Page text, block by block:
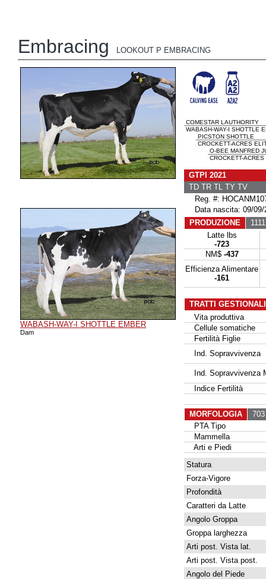
Embracing LOOKOUT P EMBRACING
WABASH-WAY-I SHOTTLE EMBER
Dam
COMESTAR LAUTHORITY
WABASH-WAY-I SHOTTLE
PICSTON SHOTTLE
CROCKETT-ACRES
O-BEE MANFRED
CROCKETT-
GTPI 2021
TD TR TL TY TV
Reg. #:
Data nascita: 09/09/
PRODUZIONE
Latte lbs
-723
NM$ -437
Efficienza Alimentare
-161
TRATTI
Vita produttiva
Cellule somatiche
Fertilità Figlie
Ind. Sopravvivenza
Ind. Sopravvivenza
Indice Fertilità
MORFOLOGIA
PTA Tipo
Mammella
Arti e Piedi
Statura
Forza-Vigore
Profondità
Caratteri da Latte
Angolo Groppa
Groppa larghezza
Arti post. Vista lat.
Arti post. Vista post.
Angolo del Piede